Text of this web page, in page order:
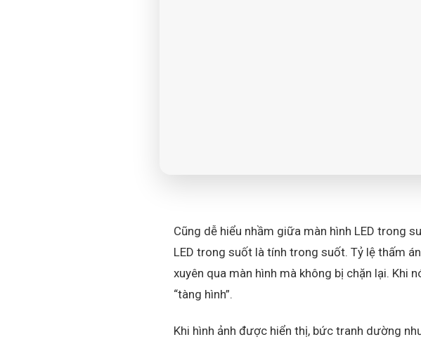
Cũng dễ hiểu nhầm giữa màn hình LED trong
LED trong suốt là tính trong suốt. Tỷ lệ thấm
xuyên qua màn hình mà không bị chặn lại. Khi
“tàng hình”.
Khi hình ảnh được hiển thị, bức tranh dường